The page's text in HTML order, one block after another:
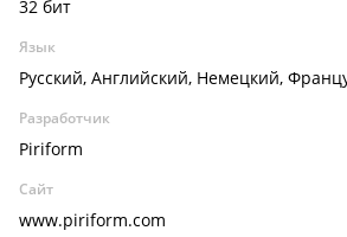
32 бит
Язык
Русский, Английский, Немецкий,
Разработчик
Piriform
Сайт
www.piriform.com